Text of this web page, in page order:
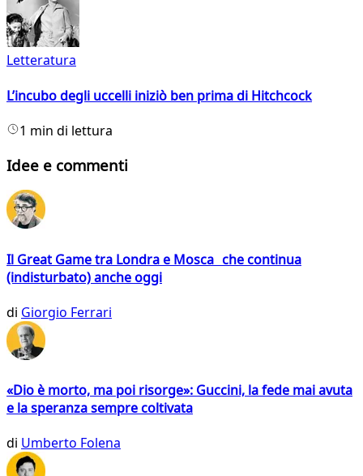
Letteratura
L’incubo degli uccelli iniziò ben prima di Hitchcock
1 min di lettura
Idee e commenti
Il Great Game tra Londra e Mosca che continua
(indisturbato) anche oggi
di Giorgio Ferrari
«Dio è morto, ma poi risorge»: Guccini, la fede mai avuta
e la speranza sempre coltivata
di Umberto Folena